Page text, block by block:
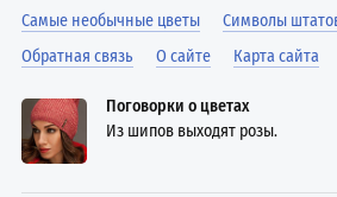
Самые необычные цветы
Символы
Обратная связь
О сайте Карта сайта
Поговорки о цветах
Из шипов выходят розы.